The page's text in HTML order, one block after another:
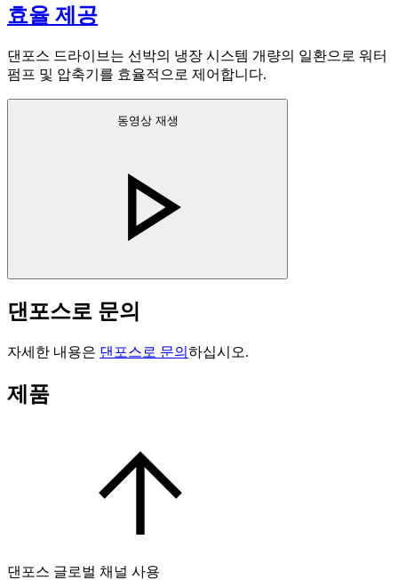
효율 제공
댄포스 드라이브는 선박의 냉장 시스템 개량의 일환으로 워터
펌프 및 압축기를 효율적으로 제어합니다.
동영상 재생
댄포스로 문의
자세한 내용은 댄포스로 문의 하십시오.
제품
댄포스 글로벌 채널 사용